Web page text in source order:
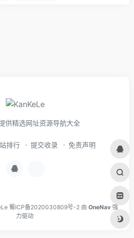
供精选网址资源导航大全
排行 提交收录 免责声明
蜀ICP备2020030809号-2 由 OneNav 强
力驱动